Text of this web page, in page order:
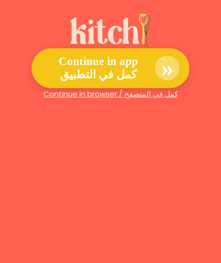
Continue in app
كمل في التطبيق
»
Continue in browser / كمل في المتصفح